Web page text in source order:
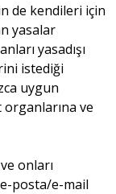
de kendileri için
yasalar
yasadışı
istediği
uygun
organlarına ve
onları
posta/e-mail